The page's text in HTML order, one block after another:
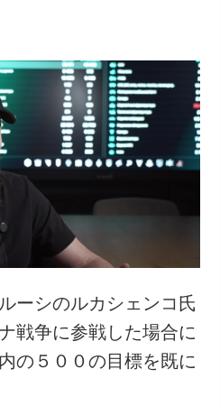
サービス
購読
フォトバンク
ーシのルカシェンコ氏
戦争に参戦した場合に
の５００の目標を既に